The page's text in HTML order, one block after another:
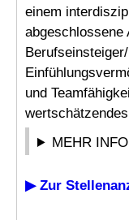
einem
abgeschlossene
und
MEHR
▶ Zur